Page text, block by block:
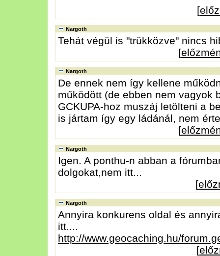
[
Nargoth
Tehát végül is "trükközve" nincs
[
Nargoth
De ennek nem így kellene
működött (de ebben nem vagyok
GCKUPA-hoz muszáj letölteni a
is jártam így egy ládánál, nem
[
Nargoth
Igen. A ponthu-n abban a
dolgokat,nem itt...
[
Nargoth
Annyira konkurens oldal és
itt....
http://www.geocaching.hu/
[